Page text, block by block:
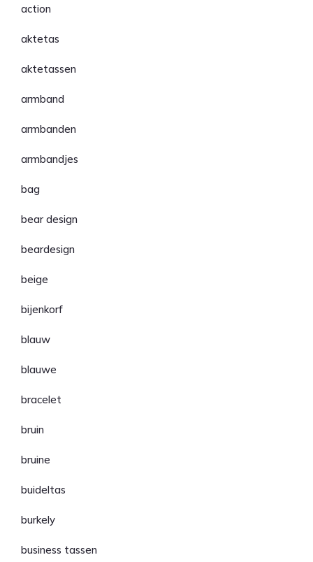
action
aktetas
aktetassen
armband
armbanden
armbandjes
bag
bear design
beardesign
beige
bijenkorf
blauw
blauwe
bracelet
bruin
bruine
buideltas
burkely
business tassen